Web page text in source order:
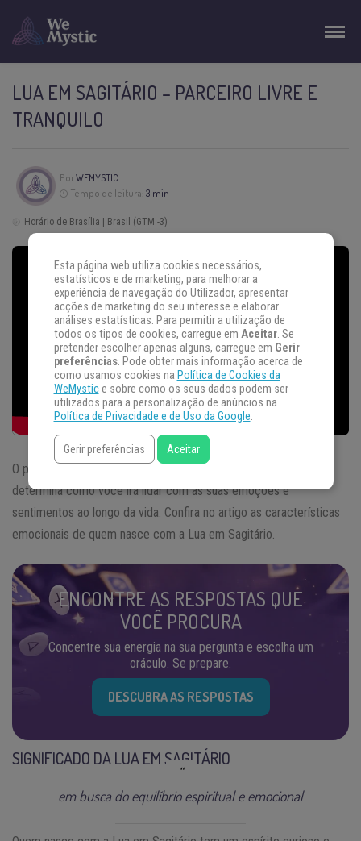
LUA EM SAGITÁRIO – PARCEIRO LIVRE E
TRANQUILO
PorWEMYSTIC
Tempo de leitura: 3 min
Horário de Brasília | Brasil (GTM -3)
O posicionamento da lua no momento em que você nasceu
determina como você irá lidar com as suas emoções e
sentimentos ao longo da vida. Confira no artigo as características
emocionais de quem nasce com a Lua em Sagitário.
ENCONTRE AS RESPOSTAS QUE
VOCÊ PROCURA
Concentre sua energia na sua pergunta e escolha um
oráculo. Se prepare.
DESCUBRA AS RESPOSTAS
SIGNIFICADO DA LUA EM SAGITÁRIO
em busca do equilíbrio espiritual e emocional
Esta página web utiliza cookies necessários,
estatísticos e de marketing, para melhorar a
experiência de navegação do Utilizador, apresentar
acções de marketing do seu interesse e elaborar
análises estatísticas. Para permitir a utilização de
todos os tipos de cookies, carregue em Aceitar. Se
pretender escolher apenas alguns, carregue em Gerir
preferências. Pode obter mais informação acerca de
como usamos cookies na Política de Cookies da
WeMystice sobre como os seus dados podem ser
utilizados para a personalização de anúncios na
Política de Privacidade e de Uso da Google.
Gerir preferências Aceitar